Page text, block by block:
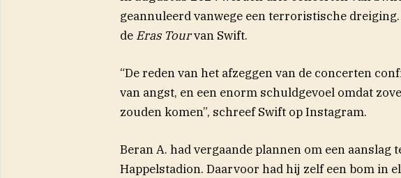
geannuleerd vanwege een terroristische
de Eras Tourvan Swift.
“De reden van het afzeggen van de concerten
van angst, en een enorm schuldgevoel omdat
zouden komen”, schreef Swift op Instagram.
Beran A. had vergaande plannen om een aanslag
Happelstadion. Daarvoor had hij zelf een bom in